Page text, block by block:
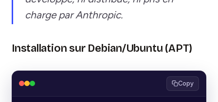
charge par Anthropic.
Installation sur Debian/Ubuntu (APT)
Copy